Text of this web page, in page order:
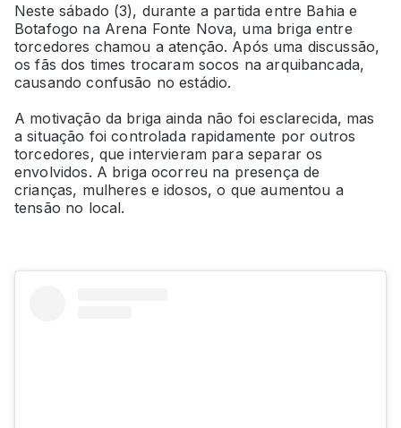
Neste sábado (3), durante a partida entre Bahia e
Botafogo na Arena Fonte Nova, uma briga entre
torcedores chamou a atenção. Após uma discussão,
os fãs dos times trocaram socos na arquibancada,
causando confusão no estádio.
A motivação da briga ainda não foi esclarecida, mas
a situação foi controlada rapidamente por outros
torcedores, que intervieram para separar os
envolvidos. A briga ocorreu na presença de
crianças, mulheres e idosos, o que aumentou a
tensão no local.